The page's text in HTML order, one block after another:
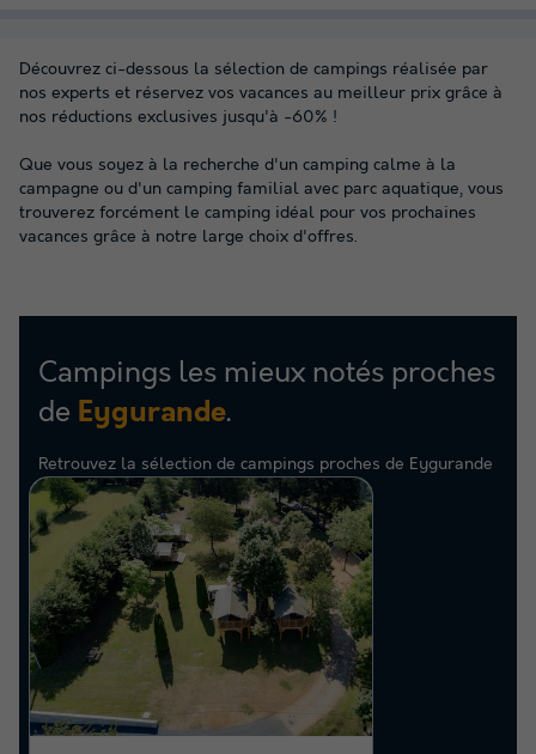
Découvrez ci-dessous la sélection de campings réalisée par
nos experts et réservez vos vacances au meilleur prix grâce à
nos réductions exclusives jusqu'à -60% !
Que vous soyez à la recherche d'un camping calme à la
campagne ou d'un camping familial avec parc aquatique, vous
trouverez forcément le camping idéal pour vos prochaines
vacances grâce à notre large choix d'offres.
Campings les mieux notés proches
de Eygurande.
Retrouvez la sélection de campings proches de Eygurande
les mieux notés par nos clients